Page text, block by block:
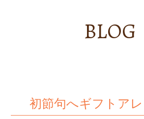
BLOG
初節句へギフトア